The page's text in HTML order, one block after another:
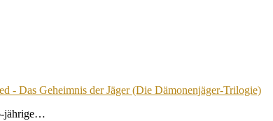
- Das Geheimnis der Jäger (Die Dämonenjäger-Trilogie)
jährige…